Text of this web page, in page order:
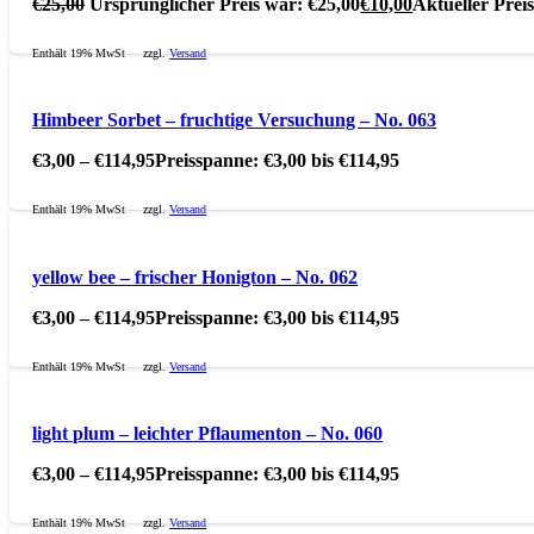
€25,00 Ursprünglicher Preis war: €25,00€10,00Aktueller
Enthält 19% MwSt zzgl.Versand
Himbeer Sorbet – fruchtige Versuchung – No. 063
€3,00 –€114,95Preisspanne: €3,00 bis €114,95
Enthält 19% MwSt zzgl.Versand
yellow bee – frischer Honigton – No. 062
€3,00 –€114,95Preisspanne: €3,00 bis €114,95
Enthält 19% MwSt zzgl.Versand
light plum – leichter Pflaumenton – No. 060
€3,00 –€114,95Preisspanne: €3,00 bis €114,95
Enthält 19% MwSt zzgl.Versand